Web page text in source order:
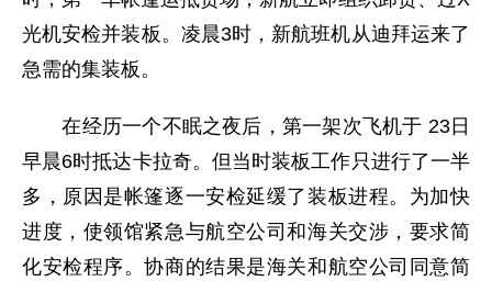
光机安检并装板。凌晨3时，新航班机从迪拜运来了
急需的集装板。
在经历一个不眠之夜后，第一架次飞机于 23日
早晨6时抵达卡拉奇。但当时装板工作只进行了一半
多，原因是帐篷逐一安检延缓了装板进程。为加快
进度，使领馆紧急与航空公司和海关交涉，要求简
化安检程序。协商的结果是海关和航空公司同意简